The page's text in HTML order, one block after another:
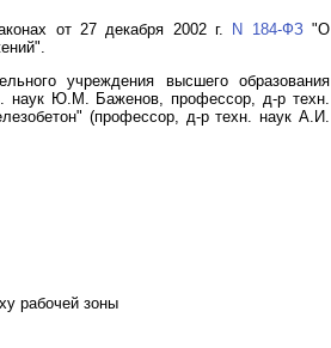
от 27 декабря 2002 г. N 184-ФЗ"О
учреждения высшего образования
наук Ю.М. Баженов, профессор, д-р техн.
(профессор, д-р техн. наук А.И.
рабочей зоны